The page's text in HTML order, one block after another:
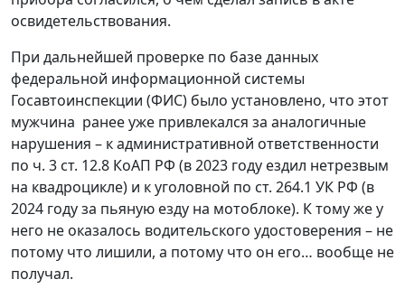
освидетельствования.
При дальнейшей проверке по базе данных
федеральной информационной системы
Госавтоинспекции (ФИС) было установлено, что этот
мужчина ранее уже привлекался за аналогичные
нарушения – к административной ответственности
по ч. 3 ст. 12.8 КоАП РФ (в 2023 году ездил нетрезвым
на квадроцикле) и к уголовной по ст. 264.1 УК РФ (в
2024 году за пьяную езду на мотоблоке). К тому же у
него не оказалось водительского удостоверения – не
потому что лишили, а потому что он его… вообще не
получал.